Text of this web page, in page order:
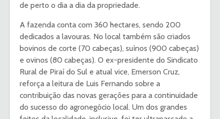
de perto o dia a dia da propriedade.
A fazenda conta com 360 hectares, sendo 200
dedicados a lavouras. No local também são criados
bovinos de corte (70 cabeças), suínos (900 cabeças)
e ovinos (80 cabeças). O ex-presidente do Sindicato
Rural de Piraí do Sul e atual vice, Emerson Cruz,
reforça a leitura de Luis Fernando sobre a
contribuição das novas gerações para a continuidade
do sucesso do agronegócio local. Um dos grandes